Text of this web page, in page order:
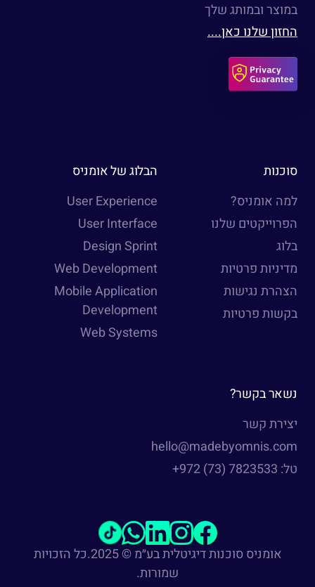
במוצר ובמותג שלך
החזון שלנו כאן....
סוכנות
למה אומניס?
הפרוייקטים שלנו
בלוג
מדיניות פרטיות
הצהרת נגישות
בקשות פרטיות
הבלוג של אומניס
User Experience
User Interface
Design Sprint
Web Development
Mobile Application
Development
Web Systems
נשאר בקשר?
יצירת קשר
hello@madebyomnis.com
טל: +972 (73) 7823533
אומניס סוכנות דיגיטלית בע״מ © 2025.
כל הזכויות
שמורות.